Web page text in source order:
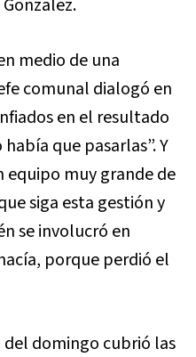
medio de una
comunal dialogó en
en el resultado
que pasarlas”. Y
equipo muy grande de
siga esta gestión y
se involucró en
porque perdió el
domingo cubrió las